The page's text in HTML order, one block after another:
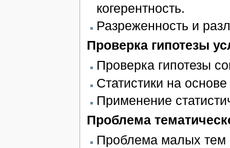
когерентность.
Разреженность и
Проверка гипотезы
Проверка гипотезы
Статистики на
Применение
Проблема
Проблема малых тем